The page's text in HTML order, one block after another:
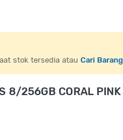
stok tersedia atauCari
8/256GB CORAL PINK